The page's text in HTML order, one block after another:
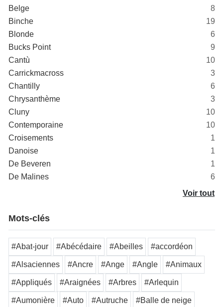
Belge
8
Binche
19
Blonde
6
Bucks Point
9
Cantù
10
Carrickmacross
3
Chantilly
6
Chrysanthème
3
Cluny
10
Contemporaine
10
Croisements
1
Danoise
1
De Beveren
1
De Malines
6
Voir tout
Mots-clés
#Abat-jour #Abécédaire #Abeilles #accordéon
#Alsaciennes #Ancre #Ange #Angle #Animaux
#Appliqués #Araignées #Arbres #Arlequin
#Aumonière #Auto #Autruche #Balle de neige